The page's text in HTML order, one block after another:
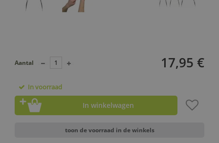
17,95 €
Aantal
In voorraad
In winkelwagen
toon de voorraad in de winkels